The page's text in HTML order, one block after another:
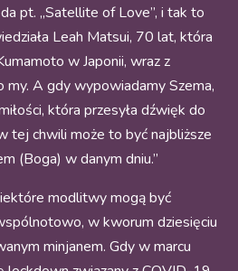
pt. „Satellite of Love”, i tak to
Leah Matsui, 70 lat, która
w Japonii, wraz z
my. A gdy wypowiadamy Szema,
która przesyła dźwięk do
tej chwili może to być najbliższe
(Boga) w danym dniu.”
modlitwy mogą być
w kworum dziesięciu
minjanem. Gdy w marcu